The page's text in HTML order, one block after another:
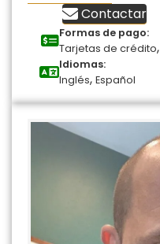
Contactar
Formas de pago:
Tarjetas de crédito,
Idiomas:
Inglés, Español